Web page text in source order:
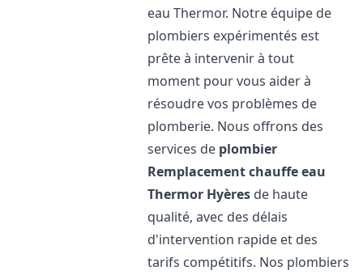
eau Thermor. Notre équipe de
plombiers expérimentés est
prête à intervenir à tout
moment pour vous aider à
résoudre vos problèmes de
plomberie. Nous offrons des
services de plombier
Remplacement chauffe eau
Thermor Hyères de haute
qualité, avec des délais
d'intervention rapide et des
tarifs compétitifs. Nos plombiers